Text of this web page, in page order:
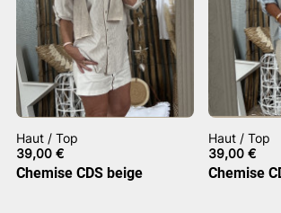
Haut / Top
39,00 €
Chemise CDS beige
Haut / Top
39,00€
Chemise